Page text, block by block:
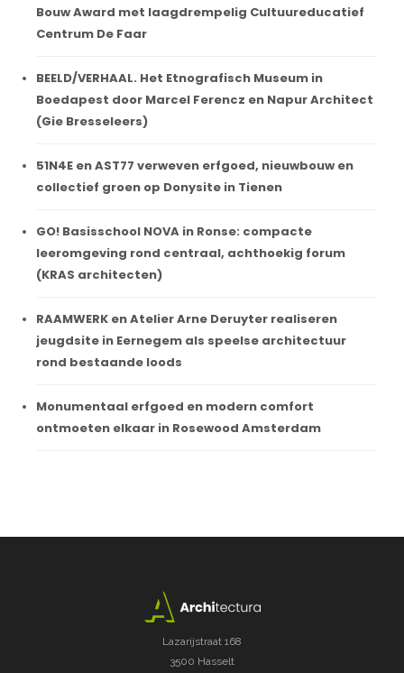
Bouw Award met laagdrempelig Cultuureducatief
Centrum De Faar
BEELD/VERHAAL. Het Etnografisch Museum in
Boedapest door Marcel Ferencz en Napur Architect
(Gie Bresseleers)
51N4E en AST77 verweven erfgoed, nieuwbouw en
collectief groen op Donysite in Tienen
GO! Basisschool NOVA in Ronse: compacte
leeromgeving rond centraal, achthoekig forum
(KRAS architecten)
RAAMWERK en Atelier Arne Deruyter realiseren
jeugdsite in Eernegem als speelse architectuur
rond bestaande loods
Monumentaal erfgoed en modern comfort
ontmoeten elkaar in Rosewood Amsterdam
Lazarijstraat 168
3500 Hasselt